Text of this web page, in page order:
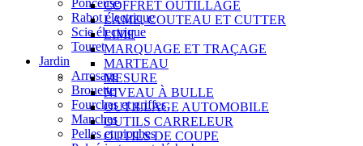
Ponceuse
Rabot électrique
Scie électrique
Touret
Jardin
Arrosage
Brouette
Fourches et griffes
Manches
Pelles et pioches
COFFRET OUTILLAGE
LAME, COUTEAU ET CUTTER
LIME
MARQUAGE ET TRAÇAGE
MARTEAU
MESURE
NIVEAU À BULLE
OUTILLAGE AUTOMOBILE
OUTILS CARRELEUR
OUTILS DE COUPE